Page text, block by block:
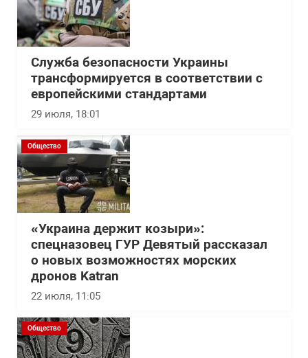
Служба безопасности Украины
трансформируется в соответствии с
европейскими стандартами
29 июля, 18:01
Общество
«Украина держит козыри»:
спецназовец ГУР Девятый рассказал
о новых возможностях морских
дронов Katran
22 июля, 11:05
Общество